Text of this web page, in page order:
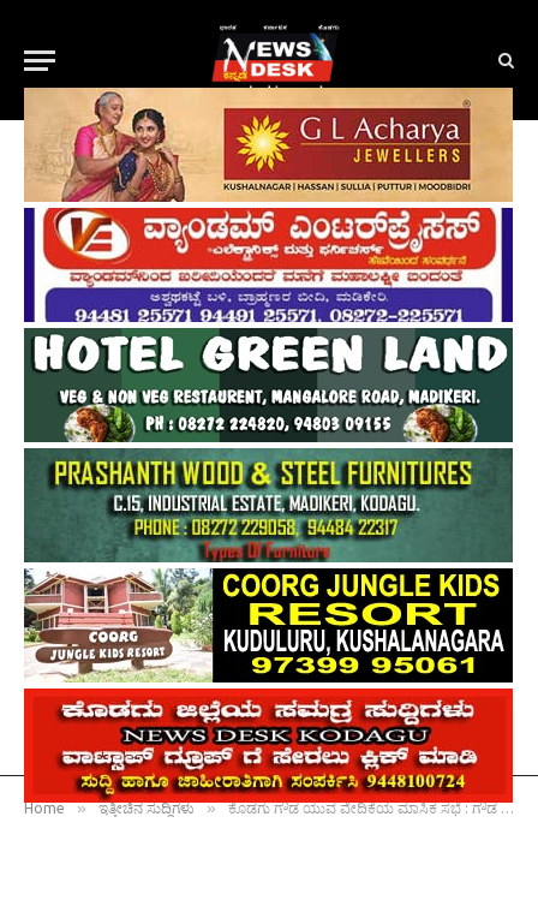
Home » ಇತ್ತೀಚಿನ ಸುದ್ದಿಗಳು » ಕೊಡಗು ಗೌಡ ಯುವ ವೇದಿಕೆಯ ಮಾಸಿಕ ಸಭೆ : ಗೌಡ ಕುಟುಂಬವಾರು ಪಂದ್ಯಾವಳಿ ನಡೆಸಲು ತೀರ್ಮಾನ